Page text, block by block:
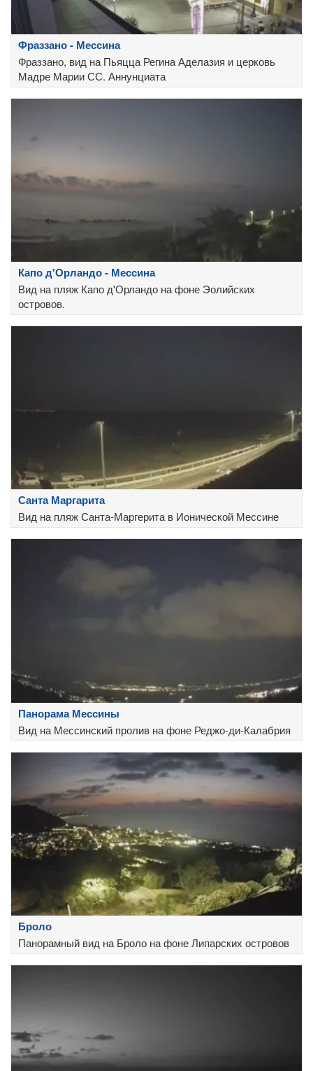
Фраззано - Мессина
Фраззано, вид на Пьяцца Регина Аделазия и церковь
Мадре Марии СС. Аннунциата
Капо д'Орландо - Мессина
Вид на пляж Капо д'Орландо на фоне Эолийских
островов.
Санта Маргарита
Вид на пляж Санта-Маргерита в Ионической Мессине
Панорама Мессины
Вид на Мессинский пролив на фоне Реджо-ди-Калабрия
Броло
Панорамный вид на Броло на фоне Липарских островов